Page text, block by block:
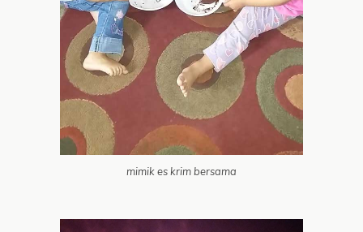
mimik es krim bersama